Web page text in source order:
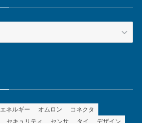
エネルギー オムロン
コネクタ
セキュリティ センサ タイ デザイン